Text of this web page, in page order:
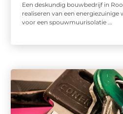
Een deskundig bouwbedrijf in
realiseren van een energiezuinige
voor een spouwmuurisolatie ...